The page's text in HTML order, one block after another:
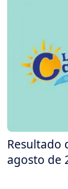
Resultado
agosto de